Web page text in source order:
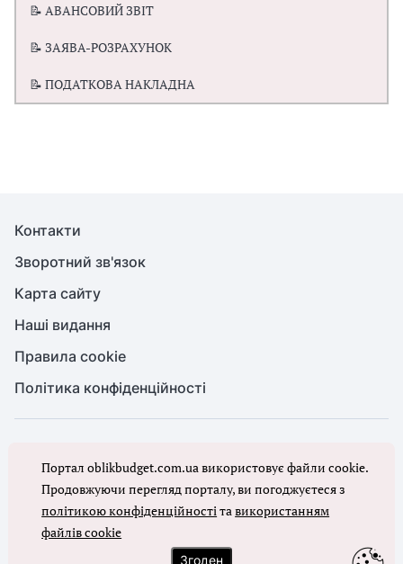
📝 АВАНСОВИЙ ЗВІТ
📝 ЗАЯВА-РОЗРАХУНОК
📝 ПОДАТКОВА НАКЛАДНА
Контакти
Зворотний зв'язок
Карта сайту
Наші видання
Правила cookie
Політика конфіденційності
Повне або часткове копіювання будь-яких матеріалів порталу,
цитування, публікація їх анотованих оглядів допускаються лише з
письмового дозволу редакції порталу
Ми в соцмережах
Портал oblikbudget.com.ua використовує файли cookie.
Продовжуючи перегляд порталу, ви погоджуєтеся з
політикою конфіденційностітавикористанням
файлів cookie
Згоден